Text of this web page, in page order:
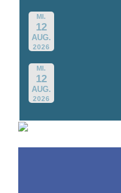
MI.
12
AUG.
2026
MI.
12
AUG.
2026